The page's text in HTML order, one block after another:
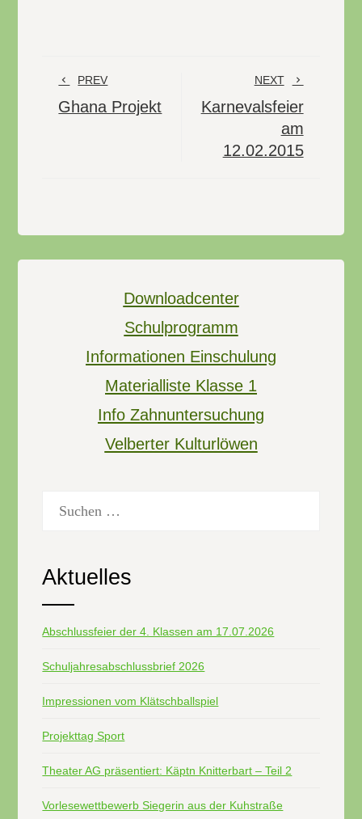
PREV
Ghana Projekt
NEXT
Karnevalsfeier
am
12.02.2015
Downloadcenter
Schulprogramm
Informationen Einschulung
Materialliste Klasse 1
Info Zahnuntersuchung
Velberter Kulturlöwen
nach:
Aktuelles
Abschlussfeier der 4. Klassen am 17.07.2026
Schuljahresabschlussbrief 2026
Impressionen vom Klätschballspiel
Projekttag Sport
Theater AG präsentiert: Käptn Knitterbart – Teil 2
Vorlesewettbewerb Siegerin aus der Kuhstraße